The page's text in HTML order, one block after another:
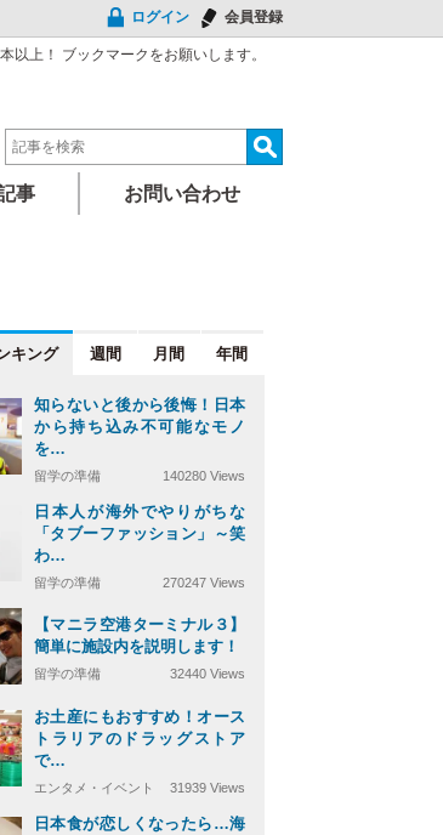
ログイン 会員登録
以上！ ブックマークをお願いします。
事 お問い合わせ
週間 月間 年間
知らないと後から後悔！日本
から持ち込み不可能なモノ
を…
留学の準備 140280 Views
日本人が海外でやりがちな
「タブーファッション」～笑
わ…
留学の準備 270247 Views
【マニラ空港ターミナル３】
簡単に施設内を説明します！
留学の準備 32440 Views
お土産にもおすすめ！オース
トラリアのドラッグストア
で…
エンタメ・イベント 31939 Views
日本食が恋しくなったら…海